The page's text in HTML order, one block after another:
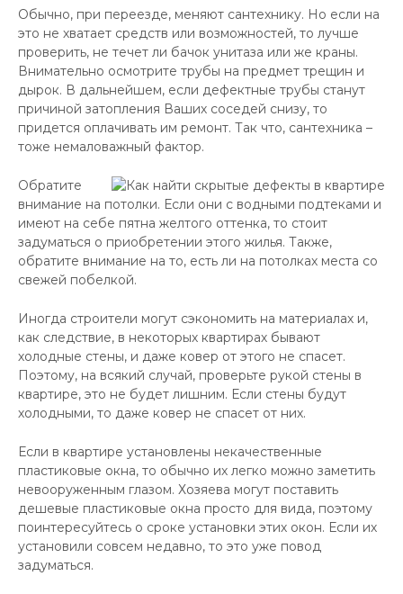
Обычно, при переезде, меняют сантехнику. Но если на
это не хватает средств или возможностей, то лучше
проверить, не течет ли бачок унитаза или же краны.
Внимательно осмотрите трубы на предмет трещин и
дырок. В дальнейшем, если дефектные трубы станут
причиной затопления Ваших соседей снизу, то
придется оплачивать им ремонт. Так что, сантехника –
тоже немаловажный фактор.
Обратите
внимание на потолки. Если они с водными подтеками и
имеют на себе пятна желтого оттенка, то стоит
задуматься о приобретении этого жилья. Также,
обратите внимание на то, есть ли на потолках места со
свежей побелкой.
Иногда строители могут сэкономить на материалах и,
как следствие, в некоторых квартирах бывают
холодные стены, и даже ковер от этого не спасет.
Поэтому, на всякий случай, проверьте рукой стены в
квартире, это не будет лишним. Если стены будут
холодными, то даже ковер не спасет от них.
Если в квартире установлены некачественные
пластиковые окна, то обычно их легко можно заметить
невооруженным глазом. Хозяева могут поставить
дешевые пластиковые окна просто для вида, поэтому
поинтересуйтесь о сроке установки этих окон. Если их
установили совсем недавно, то это уже повод
задуматься.